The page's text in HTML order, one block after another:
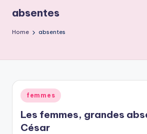
et
complet
français
absentes
Home absentes
Posted
in
femmes
Les femmes, grandes
César